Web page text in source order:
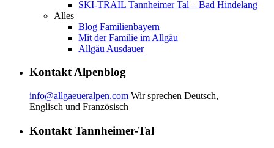
SKI-TRAIL Tannheimer Tal – Bad Hindelang
Alles
Blog Familienbayern
Mit der Familie im Allgäu
Allgäu Ausdauer
Kontakt Alpenblog
info@allgaeueralpen.com Wir sprechen Deutsch,
Englisch und Französisch
Kontakt Tannheimer-Tal